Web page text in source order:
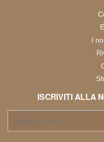
I
ISCRIVITI ALLA